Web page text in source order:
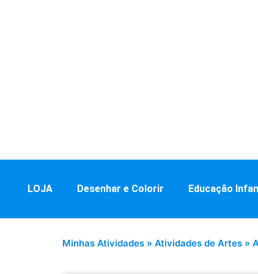
LOJA Desenhar e Colorir Educação
Minhas Atividades » Atividades de Artes »